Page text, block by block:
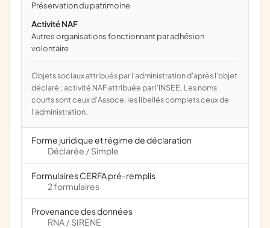
préservation du patrimoine
Activité NAF
Autres organisations fonctionnant par adhésion
volontaire
Objets sociaux attribués par l'administration d'après l'objet
déclaré ; activité NAF attribuée par l'INSEE. Les noms
courts sont ceux d'Assoce, les libellés complets ceux de
l'administration.
Forme juridique et régime de déclaration
Déclarée / Simple
Formulaires CERFA pré-remplis
2 formulaires
Provenance des données
RNA / SIRENE